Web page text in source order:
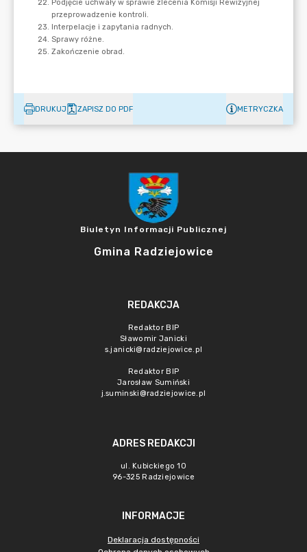
DRUKUJ ZAPISZ DO PDF METRYCZKA
Biuletyn Informacji Publicznej
Gmina Radziejowice
REDAKCJA
Redaktor BIP
Sławomir Janicki
s.janicki@radziejowice.pl
Redaktor BIP
Jarosław Sumiński
j.suminski@radziejowice.pl
ADRES REDAKCJI
ul. Kubickiego 10
96-325 Radziejowice
INFORMACJE
Deklaracja dostępności